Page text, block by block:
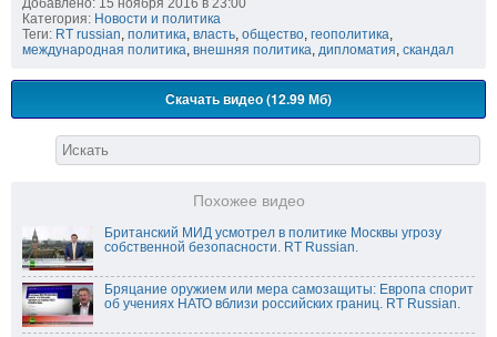
Добавлено: 15 ноября 2016 в 23:00
Категория: Новости и политика
Теги: RT russian, политика, власть, общество, геополитика,
международная политика, внешняя политика, дипломатия, скандал
Скачать видео (12.99 Мб)
Похожее видео
Британский МИД усмотрел в политике Москвы угрозу
собственной безопасности. RT Russian.
Бряцание оружием или мера самозащиты: Европа спорит
об учениях НАТО вблизи российских границ. RT Russian.